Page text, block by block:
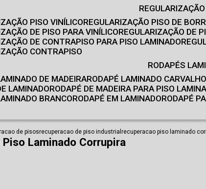
PISO VINÍLICO REGULARIZAÇÃO PISO DE
DE PISO PARA VINÍLICO REGULARIZAÇÃO DE
DE CONTRAPISO PARA PISO LAMINADO
CONTRAPISO
RODAPÉS
DE MADEIRA RODAPÉ LAMINADO CARVALHO
LAMINADO RODAPÉ DE MADEIRA PARA PISO
BRANCO RODAPÉ EM LAMINADO RODAPÉ
de pisosrecuperacao de piso industrial recuperacao piso laminado
Laminado Corrupira